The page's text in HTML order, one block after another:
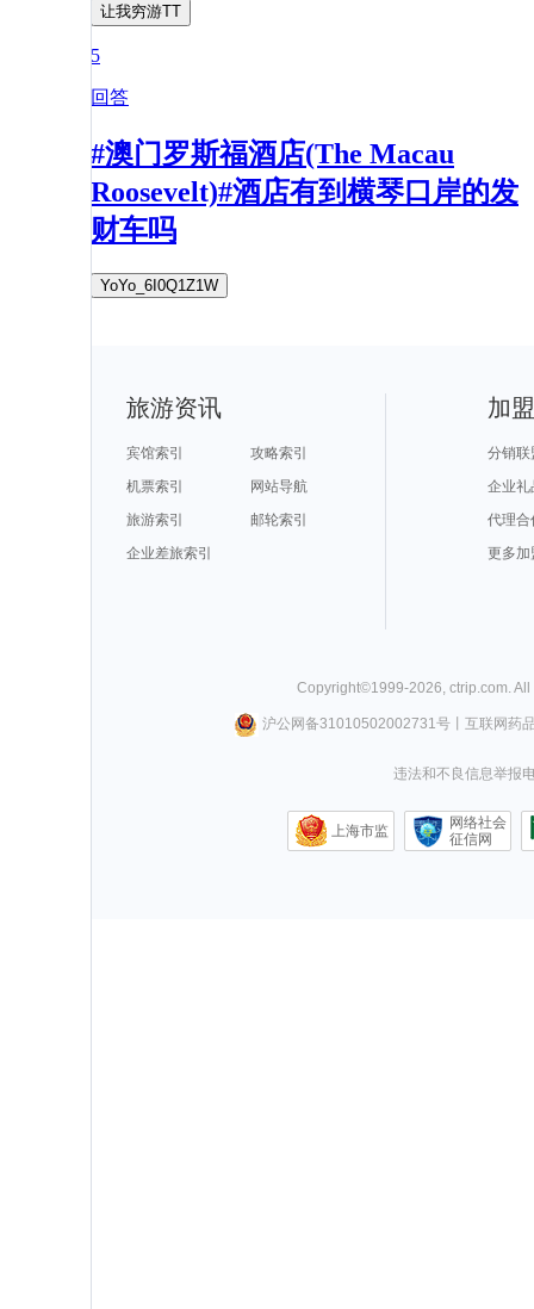
让我穷游TT
5
回答
#澳门罗斯福酒店(The Macau
Roosevelt)#酒店有到横琴口岸的发
财车吗
YoYo_6I0Q1Z1W
旅游资讯
宾馆索引
攻略索引
机票索引
网站导航
旅游索引
邮轮索引
企业差旅索引
加
分销联
企业礼
代理合
更多加
Copyright©1999-2026, ctrip.com.
沪公网备31010502002731号丨 互联网药
违法和不良信息举报
上海市监
网络社会
征信网